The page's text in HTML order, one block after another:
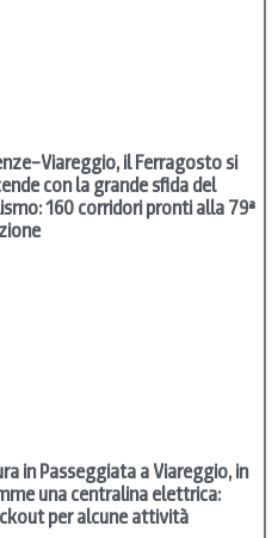
il Ferragosto si
con la grande sfida del
160 corridori pronti alla 79ª
in Passeggiata a Viareggio, in
una centralina elettrica:
per alcune attività